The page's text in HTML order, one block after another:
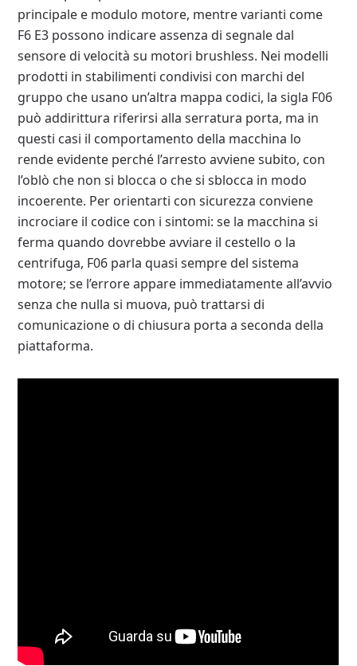
principale e modulo motore, mentre varianti come
F6 E3 possono indicare assenza di segnale dal
sensore di velocità su motori brushless. Nei modelli
prodotti in stabilimenti condivisi con marchi del
gruppo che usano un’altra mappa codici, la sigla F06
può addirittura riferirsi alla serratura porta, ma in
questi casi il comportamento della macchina lo
rende evidente perché l’arresto avviene subito, con
l’oblò che non si blocca o che si sblocca in modo
incoerente. Per orientarti con sicurezza conviene
incrociare il codice con i sintomi: se la macchina si
ferma quando dovrebbe avviare il cestello o la
centrifuga, F06 parla quasi sempre del sistema
motore; se l’errore appare immediatamente all’avvio
senza che nulla si muova, può trattarsi di
comunicazione o di chiusura porta a seconda della
piattaforma.